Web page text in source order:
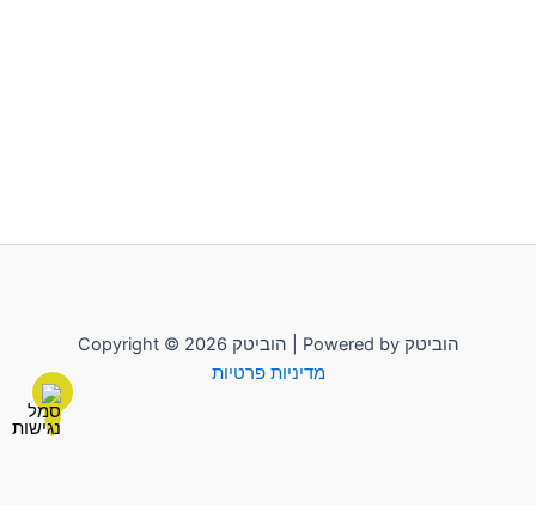
Copyright © 2026 הוביטק | Powered by הוביטק
מדיניות פרטיות